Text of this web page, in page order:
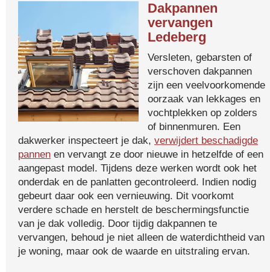
Dakpannen
vervangen
Ledeberg
Versleten, gebarsten of
verschoven dakpannen
zijn een veelvoorkomende
oorzaak van lekkages en
vochtplekken op zolders
of binnenmuren. Een
dakwerker inspecteert je dak, verwijdert beschadigde
pannen en vervangt ze door nieuwe in hetzelfde of een
aangepast model. Tijdens deze werken wordt ook het
onderdak en de panlatten gecontroleerd. Indien nodig
gebeurt daar ook een vernieuwing. Dit voorkomt
verdere schade en herstelt de beschermingsfunctie
van je dak volledig. Door tijdig dakpannen te
vervangen, behoud je niet alleen de waterdichtheid van
je woning, maar ook de waarde en uitstraling ervan.